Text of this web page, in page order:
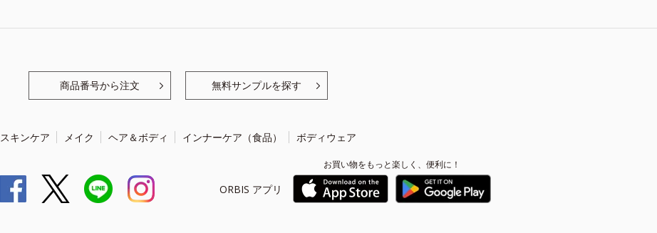
商品番号から注文 無料サンプルを探す
スキンケア メイク ヘア＆ボディ インナーケア（食品） ボディウェア
ORBIS アプリ
お買い物をもっと楽しく、便利に！